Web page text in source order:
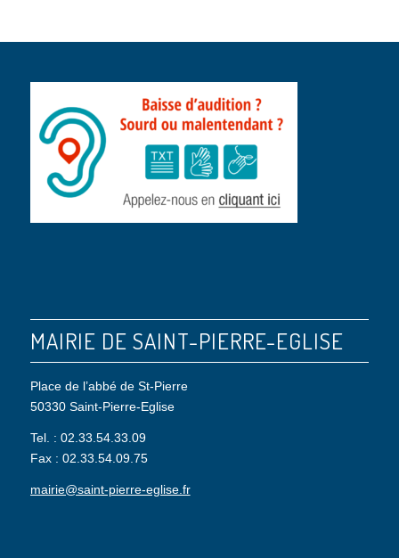
MAIRIE DE SAINT-PIERRE-EGLISE
Place de l’abbé de St-Pierre
50330 Saint-Pierre-Eglise
Tel. : 02.33.54.33.09
Fax : 02.33.54.09.75
mairie@saint-pierre-eglise.fr